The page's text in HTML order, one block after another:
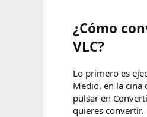
¿Cómo
VLC?
Lo primero es
Medio, en la cina
pulsar en
quieres convertir.